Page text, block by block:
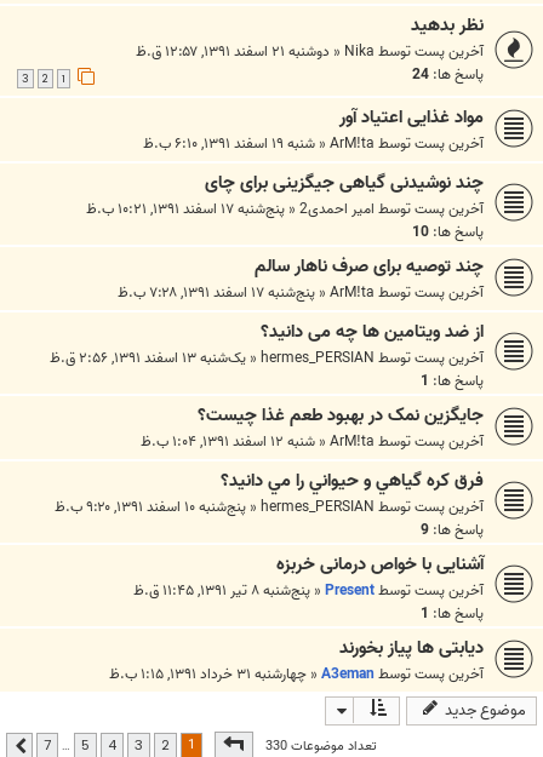
نظر بدهید
آخرین پست توسطNika
« دوشنبه ۲۱ اسفند ۱۳۹۱, ۱۲:۵۷ ق.ظ
پاسخ ها: 24
3
مواد غذایی اعتیاد آور
آخرین پست توسطArM!ta
« شنبه ۱۹ اسفند ۱۳۹۱, ۶:۱۰ ب.ظ
چند نوشیدنی گیاهی جیگزینی برای چای
آخرین پست توسطامیر احمدی2 « پنج‌شنبه ۱۷ اسفند ۱۳۹۱, ۱۰:۲۱ ب.ظ
پاسخ ها: 10
چند توصیه برای صرف ناهار سالم
آخرین پست توسطArM!ta
« پنج‌شنبه ۱۷ اسفند ۱۳۹۱, ۷:۲۸ ب.ظ
از ضد ویتامین ها چه می دانید؟
آخرین پست توسطhermes_PERSIAN
« یک‌شنبه ۱۳ اسفند ۱۳۹۱, ۲:۵۶ ق.ظ
پاسخ ها: 1
جایگزین نمک در بهبود طعم غذا چیست؟
آخرین پست توسطArM!ta
« شنبه ۱۲ اسفند ۱۳۹۱, ۱:۰۴ ب.ظ
فرق کره گياهي و حيواني را مي دانيد؟
آخرین پست توسطhermes_PERSIAN
« پنج‌شنبه ۱۰ اسفند ۱۳۹۱, ۹:۲۰ ب.ظ
پاسخ ها: 9
آشنایی با خواص درمانی خربزه
آخرین پست توسطPresent
« پنج‌شنبه ۸ تیر ۱۳۹۱, ۱۱:۴۵ ق.ظ
پاسخ ها: 1
دیابتی ها پیاز بخورند
آخرین پست توسطA3eman
« چهارشنبه ۳۱ خرداد ۱۳۹۱, ۱:۱۵ ب.ظ
موضوع جدید
تعداد موضوعات 330صفحه از7
2
3
4
5
…
7 بعدی